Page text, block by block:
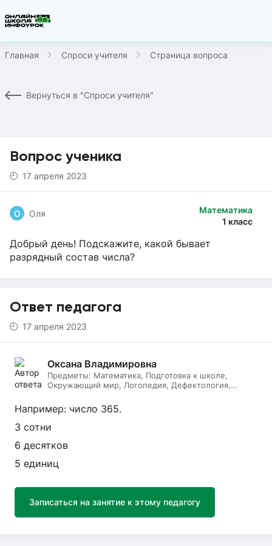
Главная Спроси учителя Страница вопроса
Вернуться в "Спроси учителя"
Вопрос ученика
17 апреля 2023
Математика
1 класс
О Оля
Добрый день! Подскажите, какой бывает
разрядный состав числа?
Ответ педагога
17 апреля 2023
Оксана Владимировна
Предметы: Математика, Подготовка к школе,
Окружающий мир, Логопедия, Дефектология,
Например: число 365.
3 сотни
6 десятков
5 единиц
Записаться на занятие к этому педагогу